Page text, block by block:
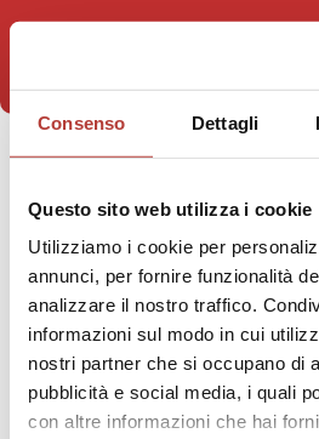
Consenso Dettagli
Questo sito web utilizza i cookie
Utilizziamo i cookie per
annunci, per fornire funzionalità
analizzare il nostro traffico.
informazioni sul modo in cui
nostri partner che si occupano di
pubblicità e social media, i quali
con altre informazioni che hai
narrativa